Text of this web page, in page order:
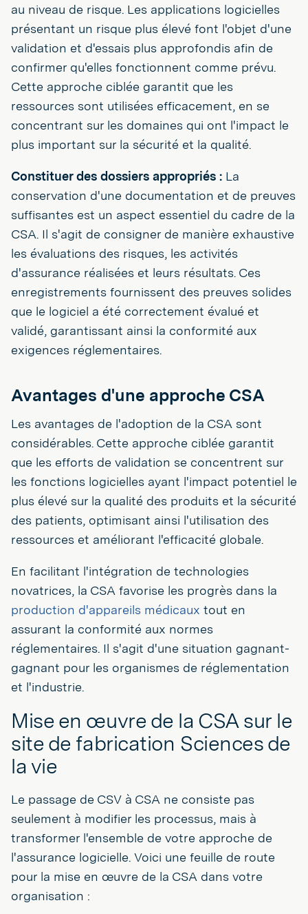
au niveau de risque. Les applications logicielles
présentant un risque plus élevé font l'objet d'une
validation et d'essais plus approfondis afin de
confirmer qu'elles fonctionnent comme prévu.
Cette approche ciblée garantit que les
ressources sont utilisées efficacement, en se
concentrant sur les domaines qui ont l'impact le
plus important sur la sécurité et la qualité.
Constituer des dossiers appropriés : La
conservation d'une documentation et de preuves
suffisantes est un aspect essentiel du cadre de la
CSA. Il s'agit de consigner de manière exhaustive
les évaluations des risques, les activités
d'assurance réalisées et leurs résultats. Ces
enregistrements fournissent des preuves solides
que le logiciel a été correctement évalué et
validé, garantissant ainsi la conformité aux
exigences réglementaires.
Avantages d'une approche CSA
Les avantages de l'adoption de la CSA sont
considérables. Cette approche ciblée garantit
que les efforts de validation se concentrent sur
les fonctions logicielles ayant l'impact potentiel le
plus élevé sur la qualité des produits et la sécurité
des patients, optimisant ainsi l'utilisation des
ressources et améliorant l'efficacité globale.
En facilitant l'intégration de technologies
novatrices, la CSA favorise les progrès dans la
production d'appareils médicaux tout en
assurant la conformité aux normes
réglementaires. Il s'agit d'une situation gagnant-
gagnant pour les organismes de réglementation
et l'industrie.
Mise en œuvre de la CSA sur le
site de fabrication Sciences de
la vie
Le passage de CSV à CSA ne consiste pas
seulement à modifier les processus, mais à
transformer l'ensemble de votre approche de
l'assurance logicielle. Voici une feuille de route
pour la mise en œuvre de la CSA dans votre
organisation :